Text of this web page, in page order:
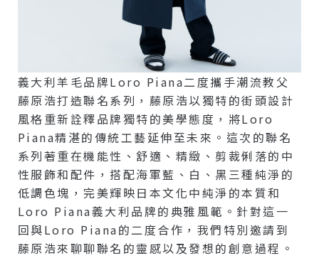
義大利羊毛品牌Loro Piana二度攜手潮流教父
藤原浩打造聯名系列，藤原浩以獨特的街頭設計
風格重新詮釋品牌獨特的美學態度，將Loro
Piana精湛的傳統工藝延伸至未來。這次的聯名
系列著重在機能性、舒適、精緻、剪裁俐落的中
性服飾和配件，搭配海軍藍、白、黑三種純淨的
低調色塊，完美輝映日本文化中純淨的本質和
Loro Piana義大利品牌的典雅風範。針對這一
回與Loro Piana的二度合作，我們特別邀請到
藤原浩來聊聊聯名的靈感以及發想的創意過程。